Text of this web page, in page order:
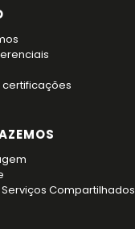
certificações
Compartilhados